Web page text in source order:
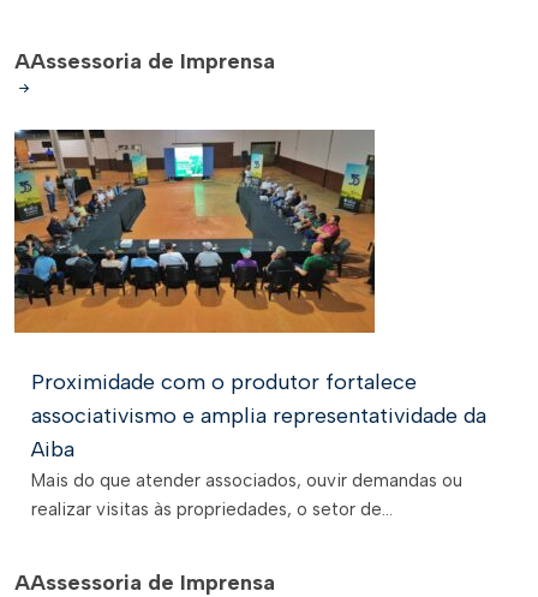
AAssessoria de Imprensa
Proximidade com o produtor fortalece
associativismo e amplia representatividade da
Aiba
Mais do que atender associados, ouvir demandas ou
realizar visitas às propriedades, o setor de...
AAssessoria de Imprensa